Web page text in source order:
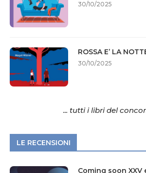
30/10/2025
ROSSA E’ LA
30/10/2025
... tutti i libri del
LE RECENSIONI
Coming soon XXV